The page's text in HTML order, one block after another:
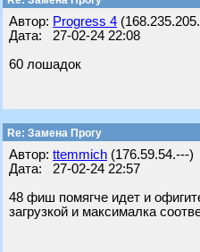
Автор: Progress 4
Дата: 27-02-24 22:08
60 лошадок
Re: Замена Прогу
Автор: ttemmich (176.59.54.---)
Дата: 27-02-24 22:57
48 фиш помягче идет и
загрузкой и максималка